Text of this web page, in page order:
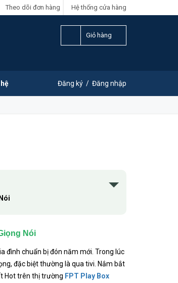
Hệ thống cửa hàng
Theo dõi đơn hàng
Giỏ hàng
Đăng ký / Đăng nhập
Nói
đình chuẩn bị đón năm mới. Trong lúc
đặc biệt thường là qua tivi. Nắm bắt
Hot trên thị trường FPT Play Box